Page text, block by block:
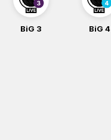
BiG 3 BiG 4